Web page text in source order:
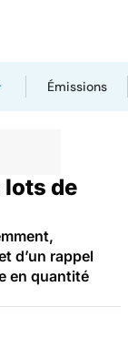
Émissions
lots de
d’un rappel
en quantité